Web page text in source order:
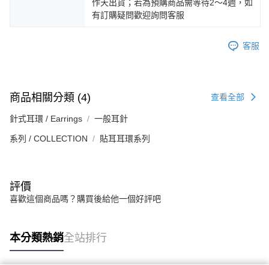
作天出貨；若為預購商品需等待2～4週，如
有訂購疑問歡迎詢問客服
客服
商品相關分類 (4) 查看全部
針式耳環 / Earrings 一般耳針
系列 / COLLECTION 貼耳耳環系列
評價
喜歡這個商品嗎？購買後給他一個好評吧
本分類熱銷全站排行